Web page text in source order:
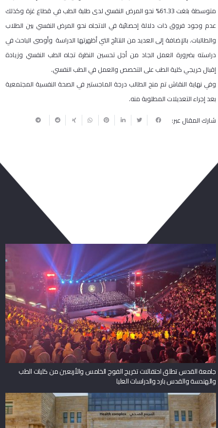
متوسطة بلغت 61.33% نحو المرض النفسي لدى طلبة الطب في قطاع غزة وكذلك
عدم وجود فروق ذات دلالة إحصائية في الاتجاه نحو المرض النفسي بين الطلاب
والطالبات. بالإضافة إلى العديد من النتائج التي أظهرتها الدراسة وأوصى الباحث في
دراسته بضرورة العمل الجاد من أجل تحسين النظرة تجاه الطب النفسي وزيادة
إقبال خريجي كلية الطب على التخصص والعمل في الطب النفسي.
وفي نهاية النقاش تم منح الطالب درجة الماجستير في الصحة النفسية المجتمعية
بعد إجراء التعديلات المطلوبة منه.
شارك المقال عبر:
جامعة القدس تطلق احتفالات تخريج الفوج الخامس والأربعين من كليات الطب
والهندسة والقدس بارد والدراسات العليا